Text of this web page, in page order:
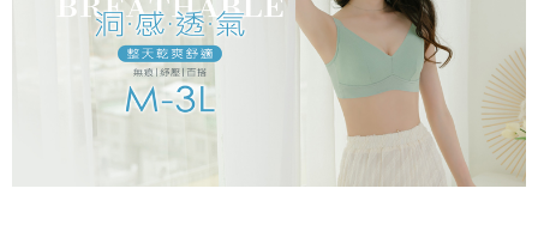
【注意事項】
１．透過由恩沛科技股份有限公司提供之「AFTEE先享後付」服務完成之交
易，需依本服務之必要範圍內提供個人資料，並將交易相關給付款項請求債
權轉讓予恩沛科技股份有限公司。
２．關於個人資料處理事宜，請瀏覽以下網址：
３．未成年的使用者請事先徵得法定代理人或監護人之同意方可使用
「AFTEE先享後付」，若未經同意申辦者引起之損失，本公司不負相關責
每筆NT$80，滿NT$799(含以上)免運費
付款後萊爾富取貨
每筆NT$80，滿NT$799(含以上)免運費
每筆NT$80，滿NT$799(含以上)免運費